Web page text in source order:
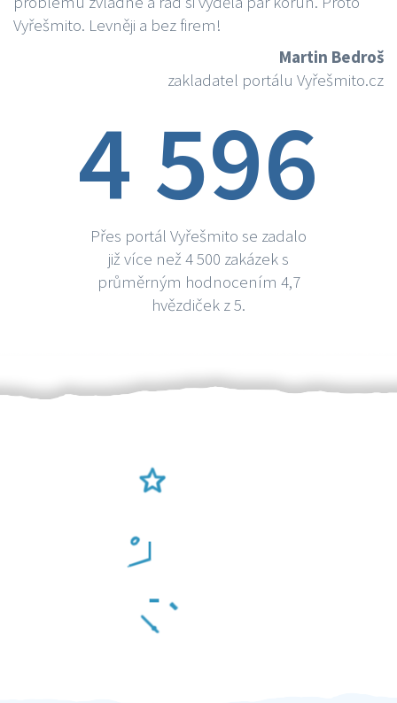
Vyřešmito. Levněji a bez firem!
Martin Bedroš
zakladatel portálu Vyřešmito.cz
4 596
Přes portál Vyřešmito se zadalo
již více než 4 500 zakázek s
průměrným hodnocením 4,7
hvězdiček z 5.